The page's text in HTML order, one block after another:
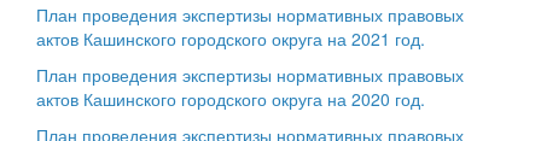
План проведения экспертизы нормативных правовых
актов Кашинского городского округа на 2021 год.
План проведения экспертизы нормативных правовых
актов Кашинского городского округа на 2020 год.
План проведения экспертизы нормативных правовых